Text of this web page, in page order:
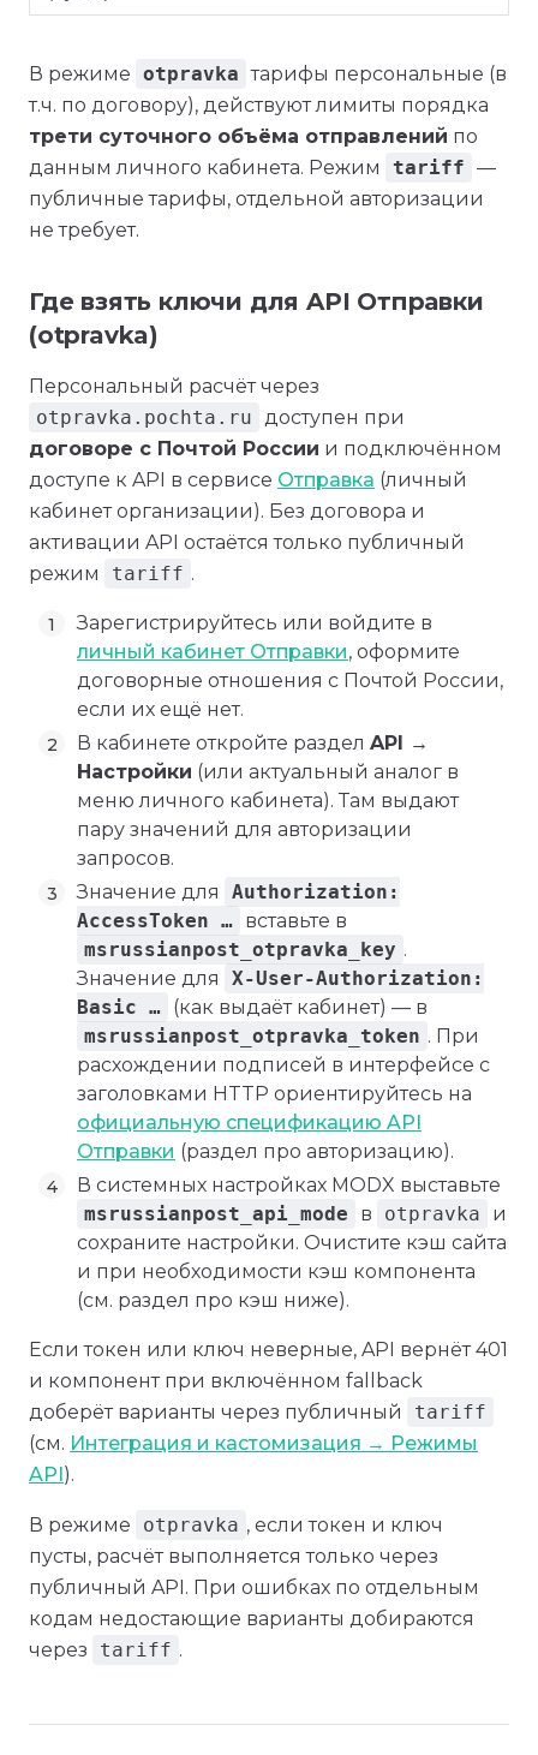
В режиме otpravka тарифы персональные (в
т.ч. по договору), действуют лимиты порядка
трети суточного объёма отправлений по
данным личного кабинета. Режим
tariff —
публичные тарифы, отдельной авторизации
не требует.
Где взять ключи для API Отправки
(otpravka)
Персональный расчёт через
otpravka.pochta.ru доступен при
договоре с Почтой России и подключённом
доступе к API в сервисе Отправка (личный
кабинет организации). Без договора и
активации API остаётся только публичный
режим
tariff .
Зарегистрируйтесь или войдите в
личный кабинет Отправки, оформите
договорные отношения с Почтой России,
если их ещё нет.
В кабинете откройте раздел API →
Настройки (или актуальный аналог в
меню личного кабинета). Там выдают
пару значений для авторизации
запросов.
Значение для
Authorization:
AccessToken … вставьте в
msrussianpost_otpravka_key .
Значение для
X-User-Authorization:
Basic … (как выдаёт кабинет) — в
msrussianpost_otpravka_token . При
расхождении подписей в интерфейсе с
заголовками HTTP ориентируйтесь на
официальную спецификацию API
Отправки (раздел про авторизацию).
В системных настройках MODX выставьте
msrussianpost_api_mode
в otpravka
и
сохраните настройки. Очистите кэш сайта
и при необходимости кэш компонента
(см. раздел про кэш ниже).
Если токен или ключ неверные, API вернёт 401
и компонент при включённом fallback
доберёт варианты через публичный
tariff
(см. Интеграция и кастомизация → Режимы
API).
В режиме otpravka , если токен и ключ
пусты, расчёт выполняется только через
публичный API. При ошибках по отдельным
кодам недостающие варианты добираются
через
tariff .